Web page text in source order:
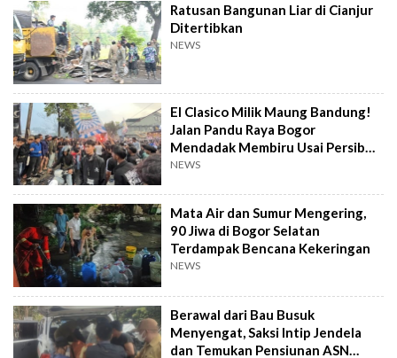
Ratusan Bangunan Liar di Cianjur
Ditertibkan
NEWS
El Clasico Milik Maung Bandung!
Jalan Pandu Raya Bogor
Mendadak Membiru Usai Persib
Libas Persija
NEWS
Mata Air dan Sumur Mengering,
90 Jiwa di Bogor Selatan
Terdampak Bencana Kekeringan
NEWS
Berawal dari Bau Busuk
Menyengat, Saksi Intip Jendela
dan Temukan Pensiunan ASN